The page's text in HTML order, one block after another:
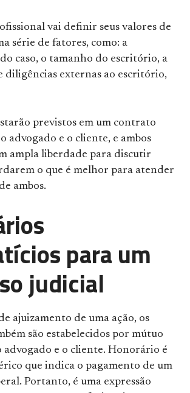
vai definir seus valores de
série de fatores, como: a
caso, o tamanho do escritório, a
diligências externas ao escritório,
previstos em um contrato
advogado e o cliente, e ambos
ampla liberdade para discutir
o que é melhor para atender
ambos.
para um
judicial
ajuizamento de uma ação, os
são estabelecidos por mútuo
advogado e o cliente. Honorário é
que indica o pagamento de um
Portanto, é uma expressão